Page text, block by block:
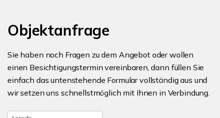
Objektanfrage
Sie haben noch Fragen zu dem Angebot oder wollen
einen Besichtigungstermin vereinbaren, dann füllen Sie
einfach das untenstehende Formular vollständig aus und
wir setzen uns schnellstmöglich mit Ihnen in Verbindung.